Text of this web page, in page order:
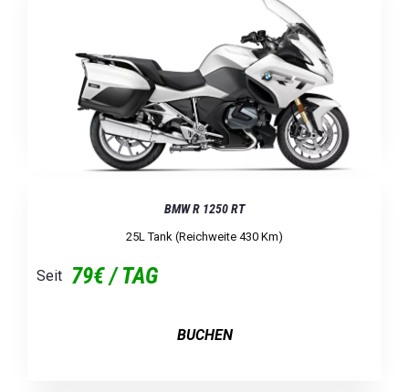
BMW R 1250 RT
25L Tank (Reichweite 430 Km)
Seit 79€ / TAG
BUCHEN